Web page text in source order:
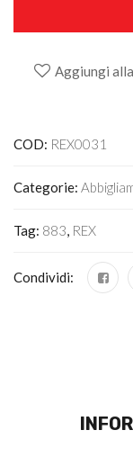
Aggiungi
COD: REX0031
Categorie:
Tag: 883, REX
Condividi: